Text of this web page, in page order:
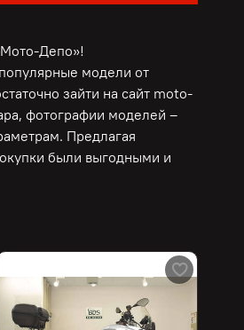
Депо»!
модели от
зайти на сайт moto-
фотографии моделей –
Предлагая
были выгодными и